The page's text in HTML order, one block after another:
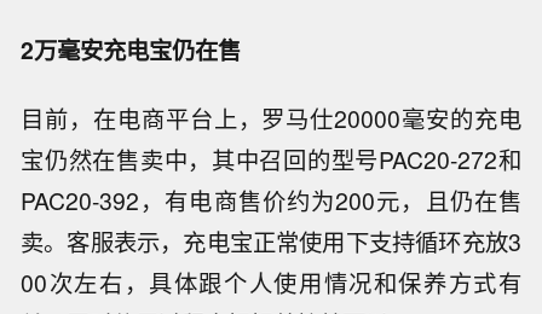
2万毫安充电宝仍在售
目前，在电商平台上，罗马仕20000毫安的充电
宝仍然在售卖中，其中召回的型号PAC20-272和
PAC20-392，有电商售价约为200元，且仍在售
卖。客服表示，充电宝正常使用下支持循环充放3
00次左右，具体跟个人使用情况和保养方式有